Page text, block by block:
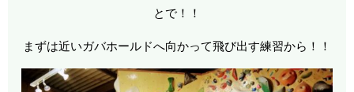
とで！！
まずは近いガバホールドへ向かって飛び出す練習から！！